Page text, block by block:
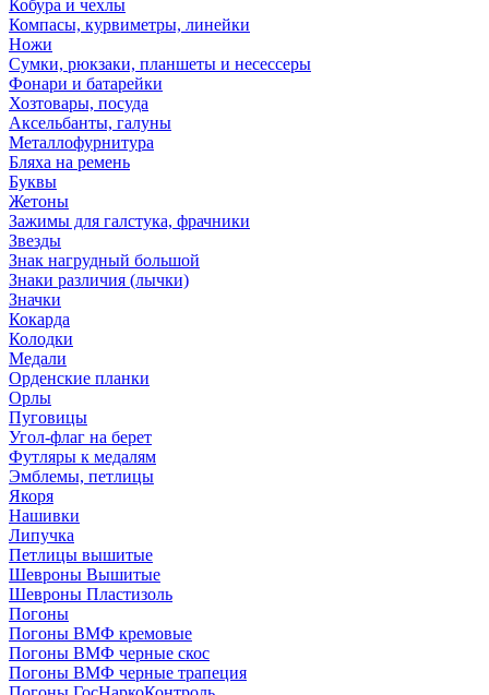
Кобура и чехлы
Компасы, курвиметры, линейки
Ножи
Сумки, рюкзаки, планшеты и несессеры
Фонари и батарейки
Хозтовары, посуда
Аксельбанты, галуны
Металлофурнитура
Бляха на ремень
Буквы
Жетоны
Зажимы для галстука, фрачники
Звезды
Знак нагрудный большой
Знаки различия (лычки)
Значки
Кокарда
Колодки
Медали
Орденские планки
Орлы
Пуговицы
Угол-флаг на берет
Футляры к медалям
Эмблемы, петлицы
Якоря
Нашивки
Липучка
Петлицы вышитые
Шевроны Вышитые
Шевроны Пластизоль
Погоны
Погоны ВМФ кремовые
Погоны ВМФ черные скос
Погоны ВМФ черные трапеция